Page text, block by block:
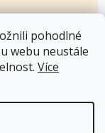
pohodlné
webu neustále
Více
košíku